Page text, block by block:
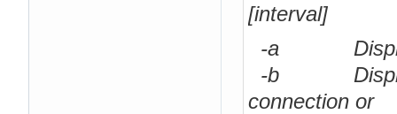
[interval]
-a Displays
-b Displays
connection or